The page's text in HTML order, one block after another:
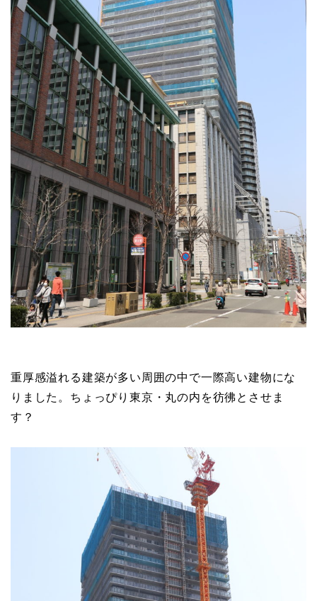
重厚感溢れる建築が多い周囲の中で一際高い建物にな
りました。ちょっぴり東京・丸の内を彷彿とさせま
す？